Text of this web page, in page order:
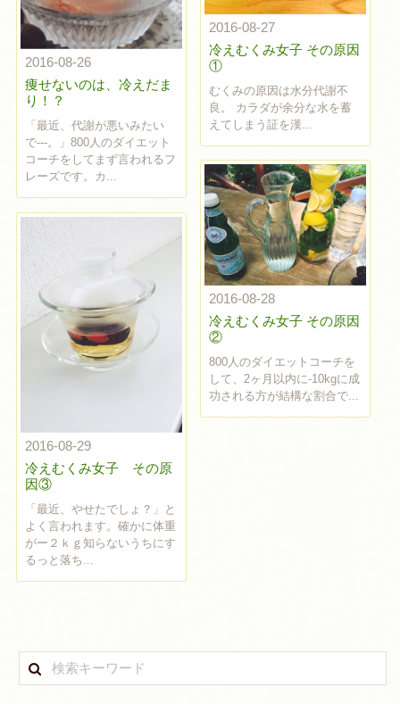
2016-08-26
痩せないのは、冷えだま
り！？
「最近、代謝が悪いみたい
で---。」800人のダイエット
コーチをしてまず言われるフ
レーズです。カ...
2016-08-27
冷えむくみ女子 その原因
①
むくみの原因は水分代謝不
良。 カラダが余分な水を蓄
えてしまう証を漢...
2016-08-28
冷えむくみ女子 その原因
②
800人のダイエットコーチを
して、2ヶ月以内に-10kgに成
功される方が結構な割合で...
2016-08-29
冷えむくみ女子 その原
因③
「最近、やせたでしょ？」と
よく言われます。確かに体重
がー２ｋｇ知らないうちにす
るっと落ち...